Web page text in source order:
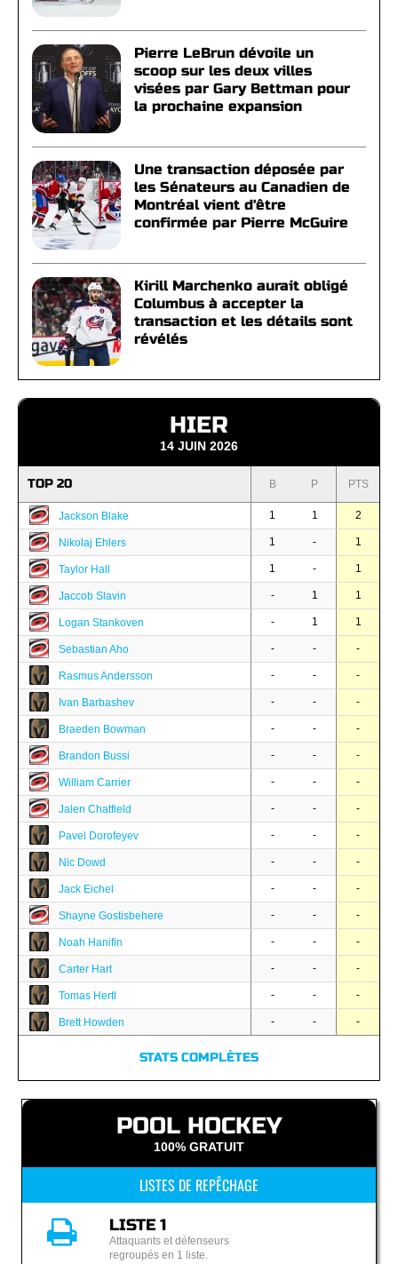
Pierre LeBrun dévoile un
scoop sur les deux villes
visées par Gary Bettman pour
la prochaine expansion
Une transaction déposée par
les Sénateurs au Canadien de
Montréal vient d'être
confirmée par Pierre McGuire
Kirill Marchenko aurait obligé
Columbus à accepter la
transaction et les détails sont
révélés
HIER
14 JUIN 2026
TOP 20 B P PTS
Jackson Blake 1 1 2
Nikolaj Ehlers 1 - 1
Taylor Hall 1 - 1
Jaccob Slavin - 1 1
Logan Stankoven - 1 1
Sebastian Aho - - -
Rasmus Andersson - - -
Ivan Barbashev - - -
Braeden Bowman - - -
Brandon Bussi - - -
William Carrier - - -
Jalen Chatfield - - -
Pavel Dorofeyev - - -
Nic Dowd - - -
Jack Eichel - - -
Shayne Gostisbehere - - -
Noah Hanifin - - -
Carter Hart - - -
Tomas Hertl - - -
Brett Howden - - -
STATS COMPLÈTES
POOL HOCKEY
100% GRATUIT
LISTES DE REPÊCHAGE
LISTE 1
Attaquants et défenseurs
regroupés en 1 liste.